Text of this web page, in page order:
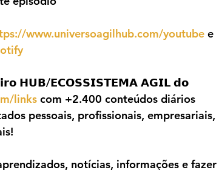
www.universoagilhub.com/youtube e
𝗛𝗨𝗕/𝗘𝗖𝗢𝗦𝗦𝗜𝗦𝗧𝗘𝗠𝗔 𝗔𝗚𝗜𝗟 𝗱𝗼
links com +2.400 conteúdos diários
pessoais, profissionais, empresariais,
notícias, informações e fazer